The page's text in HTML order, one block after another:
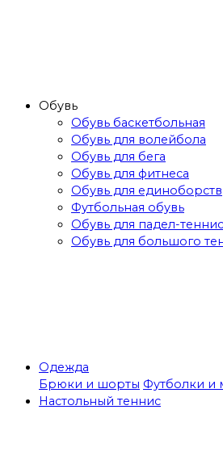
Обувь
Обувь баскетбольная
Обувь для волейбола
Обувь для бега
Обувь для фитнеса
Обувь для единоборств
Футбольная обувь
Обувь для падел-
Обувь для большого
Одежда
Брюки и шорты Футболки и
Настольный теннис